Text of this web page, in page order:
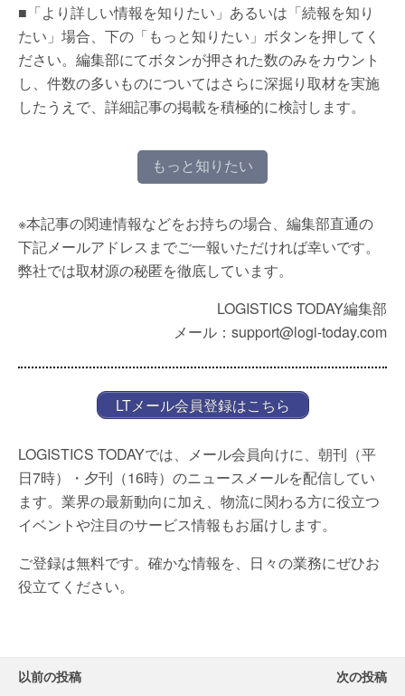
■「より詳しい情報を知りたい」あるいは「続報を知り
たい」場合、下の「もっと知りたい」ボタンを押してく
ださい。編集部にてボタンが押された数のみをカウント
し、件数の多いものについてはさらに深掘り取材を実施
したうえで、詳細記事の掲載を積極的に検討します。
もっと知りたい
※本記事の関連情報などをお持ちの場合、編集部直通の
下記メールアドレスまでご一報いただければ幸いです。
弊社では取材源の秘匿を徹底しています。
LOGISTICS TODAY編集部
メール：support@logi-today.com
LTメール会員登録はこちら
LOGISTICS TODAYでは、メール会員向けに、朝刊（平
日7時）・夕刊（16時）のニュースメールを配信してい
ます。業界の最新動向に加え、物流に関わる方に役立つ
イベントや注目のサービス情報もお届けします。
ご登録は無料です。確かな情報を、日々の業務にぜひお
役立てください。
以前の投稿 次の投稿